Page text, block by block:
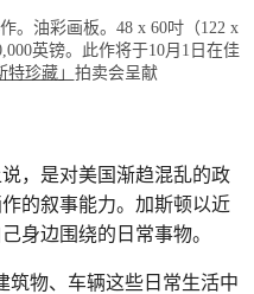
。油彩画板。48 x 60吋（122 x
英镑。此作将于10月1日在佳
珍藏」 拍卖会呈献
，是对美国渐趋混乱的政
的叙事能力。加斯顿以近
身边围绕的日常事物。
筑物、车辆这些日常生活中